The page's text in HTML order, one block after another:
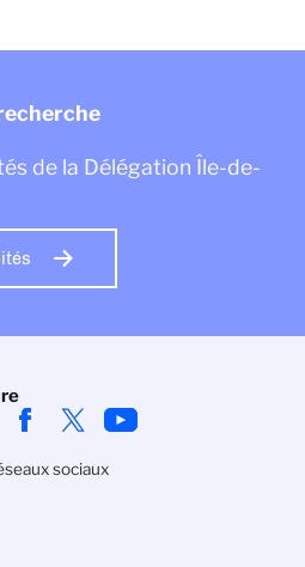
de la Délégation Île-de-
sociaux